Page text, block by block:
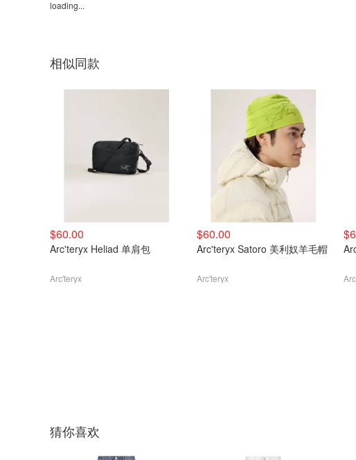
loading...
相似同款
$60.00
Arc'teryx Heliad 单肩包
Arc'teryx
$60.00
Arc'teryx Satoro 美利奴羊毛帽
Arc'teryx
猜你喜欢